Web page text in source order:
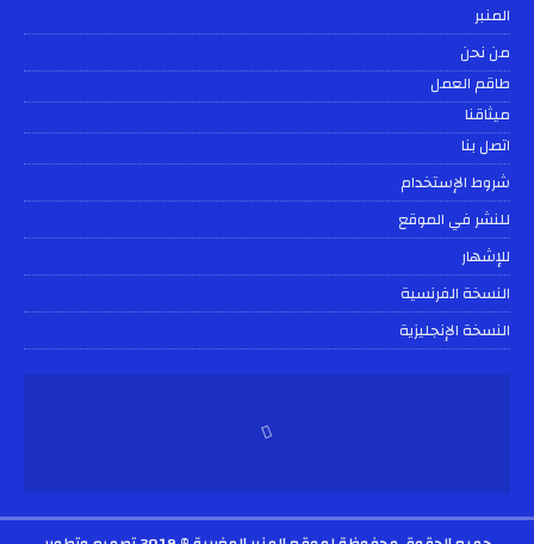
المنبر
من نحن
طاقم العمل
ميثاقنا
اتصل بنا
شروط الإستخدام
للنشر في الموقع
للإشهار
النسخة الفرنسية
النسخة الإنجليزية